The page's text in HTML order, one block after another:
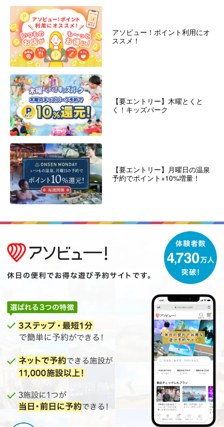
アソビュー！ポイント利用にオ
ススメ！
【要エントリー】木曜とくと
く！キッズパーク
【要エントリー】月曜日の温泉
予約でポイント+10%増量！